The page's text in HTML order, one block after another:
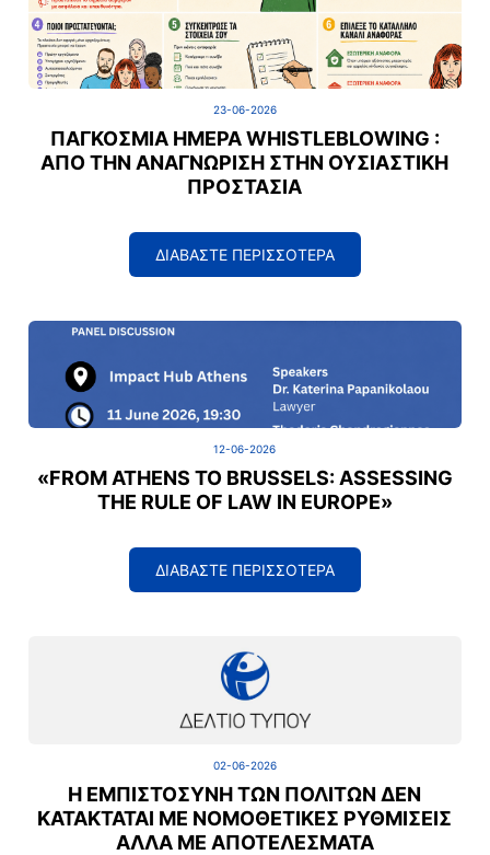
23-06-2026
ΠΑΓΚΌΣΜΙΑ ΗΜΈΡΑ WHISTLEBLOWING :
ΑΠΌ ΤΗΝ ΑΝΑΓΝΏΡΙΣΗ ΣΤΗΝ ΟΥΣΙΑΣΤΙΚΉ
ΠΡΟΣΤΑΣΊΑ
ΔΙΑΒΑΣΤΕ ΠΕΡΙΣΣΟΤΕΡΑ
12-06-2026
«FROM ATHENS TO BRUSSELS: ASSESSING
THE RULE OF LAW IN EUROPE»
ΔΙΑΒΑΣΤΕ ΠΕΡΙΣΣΟΤΕΡΑ
02-06-2026
Η ΕΜΠΙΣΤΟΣΎΝΗ ΤΩΝ ΠΟΛΙΤΏΝ ΔΕΝ
ΚΑΤΑΚΤΆΤΑΙ ΜΕ ΝΟΜΟΘΕΤΙΚΈΣ ΡΥΘΜΊΣΕΙΣ
ΑΛΛΆ ΜΕ ΑΠΟΤΕΛΈΣΜΑΤΑ